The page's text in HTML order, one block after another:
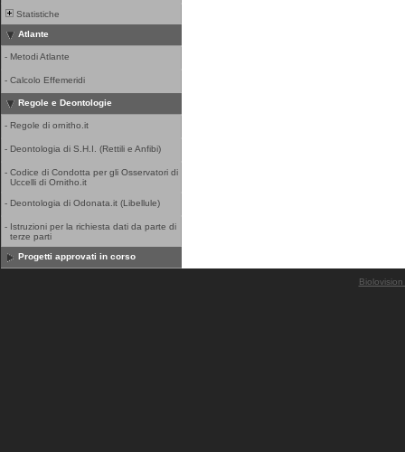
Statistiche
Atlante
- Metodi Atlante
- Calcolo Effemeridi
Regole e Deontologie
- Regole di ornitho.it
- Deontologia di S.H.I. (Rettili e Anfibi)
- Codice di Condotta per gli Osservatori di
Uccelli di Ornitho.it
- Deontologia di Odonata.it (Libellule)
- Istruzioni per la richiesta dati da parte di
terze parti
Progetti approvati in corso
Biolovision